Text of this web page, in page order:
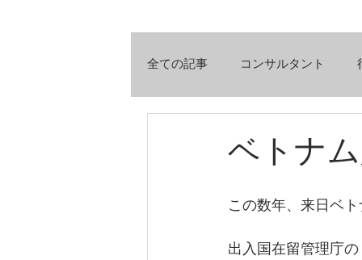
全ての記事 コンサルタント
ベトナ
この数年、来日ベ
出入国在留管理庁